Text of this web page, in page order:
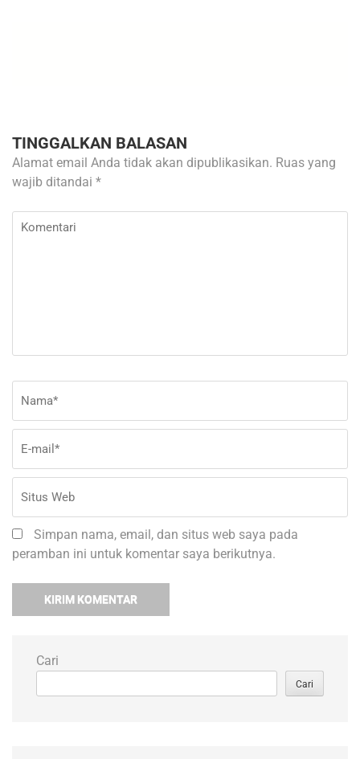
TINGGALKAN BALASAN
Alamat email Anda tidak akan dipublikasikan. Ruas yang
wajib ditandai *
Komentari
Simpan nama, email, dan situs web saya pada
peramban ini untuk komentar saya berikutnya.
Cari
Cari